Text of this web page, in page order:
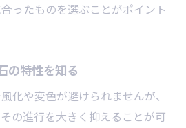
ったものを選ぶことがポイント
の特性を知る
化や変色が避けられませんが、
の進行を大きく抑えることが可